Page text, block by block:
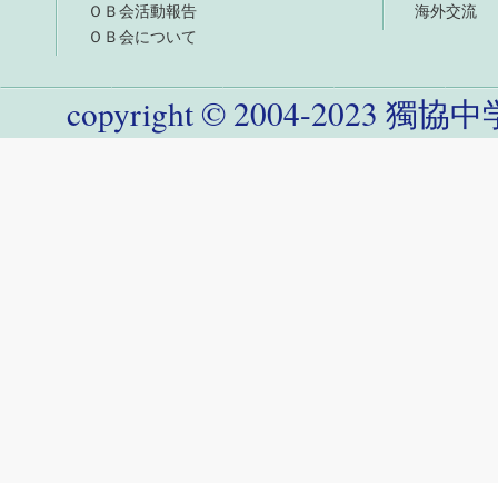
ＯＢ会活動報告
ＯＢ会について
海外交流
copyright © 2004-2023 獨協中